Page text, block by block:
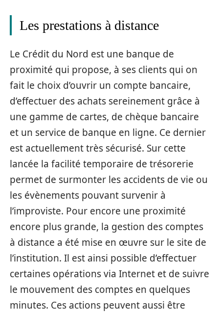
Les prestations à distance
Le Crédit du Nord est une banque de
proximité qui propose, à ses clients qui on
fait le choix d’ouvrir un compte bancaire,
d’effectuer des achats sereinement grâce à
une gamme de cartes, de chèque bancaire
et un service de banque en ligne. Ce dernier
est actuellement très sécurisé. Sur cette
lancée la facilité temporaire de trésorerie
permet de surmonter les accidents de vie ou
les évènements pouvant survenir à
l’improviste. Pour encore une proximité
encore plus grande, la gestion des comptes
à distance a été mise en œuvre sur le site de
l’institution. Il est ainsi possible d’effectuer
certaines opérations via Internet et de suivre
le mouvement des comptes en quelques
minutes. Ces actions peuvent aussi être